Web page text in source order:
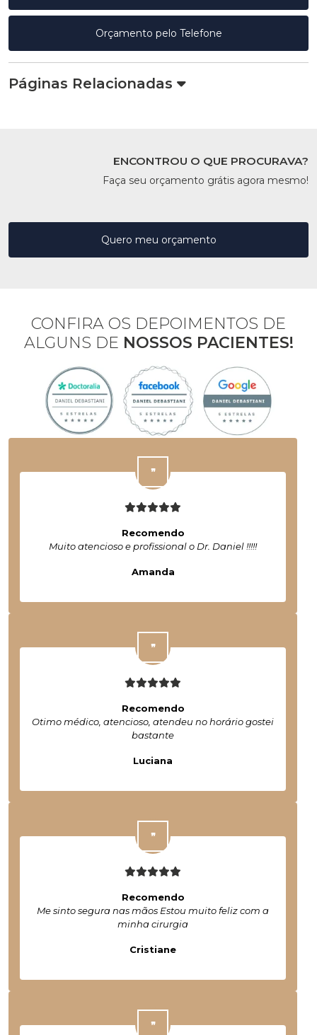
Orçamento pelo Telefone
Páginas Relacionadas
ENCONTROU O QUE PROCURAVA?
Faça seu orçamento grátis agora mesmo!
Quero meu orçamento
CONFIRA OS DEPOIMENTOS DE
ALGUNS DE NOSSOS PACIENTES!
Recomendo
Muito atencioso e profissional o Dr. Daniel !!!!!
Amanda
Recomendo
Otimo médico, atencioso, atendeu no horário gostei
bastante
Luciana
Recomendo
Me sinto segura nas mãos Estou muito feliz com a
minha cirurgia
Cristiane